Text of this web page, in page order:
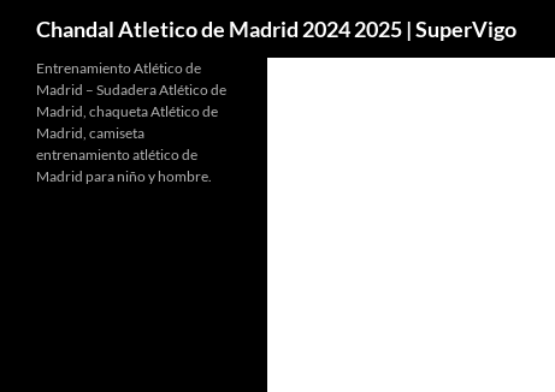
Chandal Atletico de Madrid 2024 2025 | SuperVigo
Entrenamiento Atlético de
Madrid – Sudadera Atlético de
Madrid, chaqueta Atlético de
Madrid, camiseta
entrenamiento atlético de
Madrid para niño y hombre.